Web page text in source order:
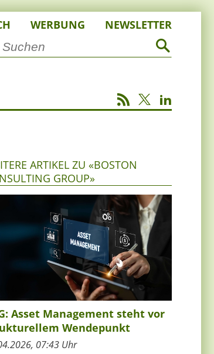
WERBUNG NEWSLETTER
ARTIKEL ZU «BOSTON
GROUP»
Asset Management steht vor
Wendepunkt
07:43 Uhr